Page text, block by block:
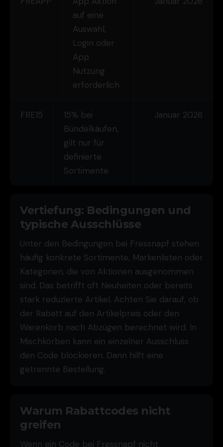
auf eine
Auswahl,
Login oder
App
Nutzung
erforderlich
FRE15
15% bei
Bündelkäufen,
gilt nur für
definierte
Sortimente
Januar 2026
Vertiefung: Bedingungen und
typische Ausschlüsse
Unter den Bedingungen bei Fressnapf stehen
häufig konkrete Sortimente, Markenlisten oder
Kategorien, die von Aktionen ausgenommen
sind. Das betrifft oft Neuheiten oder bereits
stark reduzierte Artikel. Achten Sie darauf, ob
der Rabatt auf den Artikelpreis oder den
Warenkorb nach Abzügen berechnet wird. In
Mischkörben kann ein einzelner Ausschluss
den Code blockieren. Dann hilft eine
getrennte Bestellung.
Warum Rabattcodes nicht
greifen
Wenn ein Code bei Fressnapf nicht